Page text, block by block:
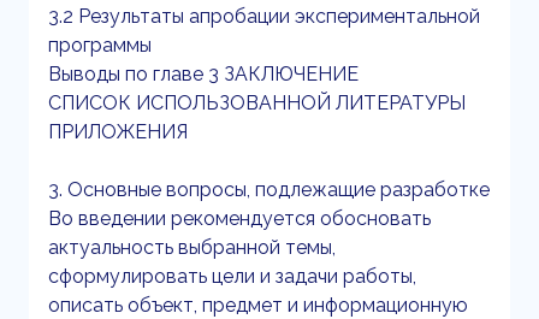
3.2 Результаты апробации экспериментальной
программы
Выводы по главе 3 ЗАКЛЮЧЕНИЕ
СПИСОК ИСПОЛЬЗОВАННОЙ ЛИТЕРАТУРЫ
ПРИЛОЖЕНИЯ
3. Основные вопросы, подлежащие разработке
Во введении рекомендуется обосновать
актуальность выбранной темы,
сформулировать цели и задачи работы,
описать объект, предмет и информационную